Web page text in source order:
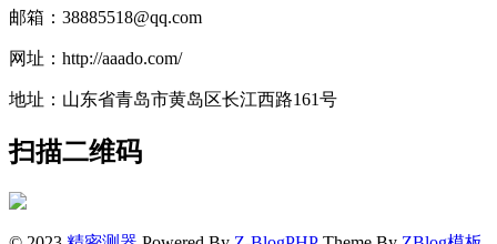
邮箱：38885518@qq.com
网址：http://aaado.com/
地址：山东省青岛市黄岛区长江西路161号
扫描二维码